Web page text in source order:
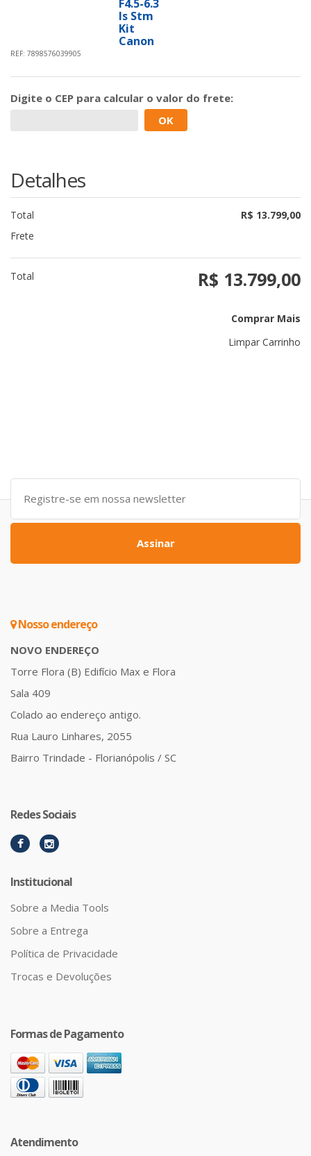
F4.5-6.3
Is Stm
Kit
Canon
REF: 7898576039905
Digite o CEP para calcular o valor do frete:
OK
Detalhes
Total
R$ 13.799,00
Frete
Total R$ 13.799,00
Comprar Mais
Limpar Carrinho
Assinar
Nosso endereço
NOVO ENDEREÇO
Torre Flora (B) Edifício Max e Flora
Sala 409
Colado ao endereço antigo.
Rua Lauro Linhares, 2055
Bairro Trindade - Florianópolis / SC
Redes Sociais
Institucional
Sobre a Media Tools
Sobre a Entrega
Política de Privacidade
Trocas e Devoluções
Formas de Pagamento
Atendimento